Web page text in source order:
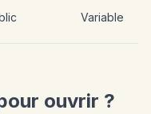
Variable
ouvrir ?